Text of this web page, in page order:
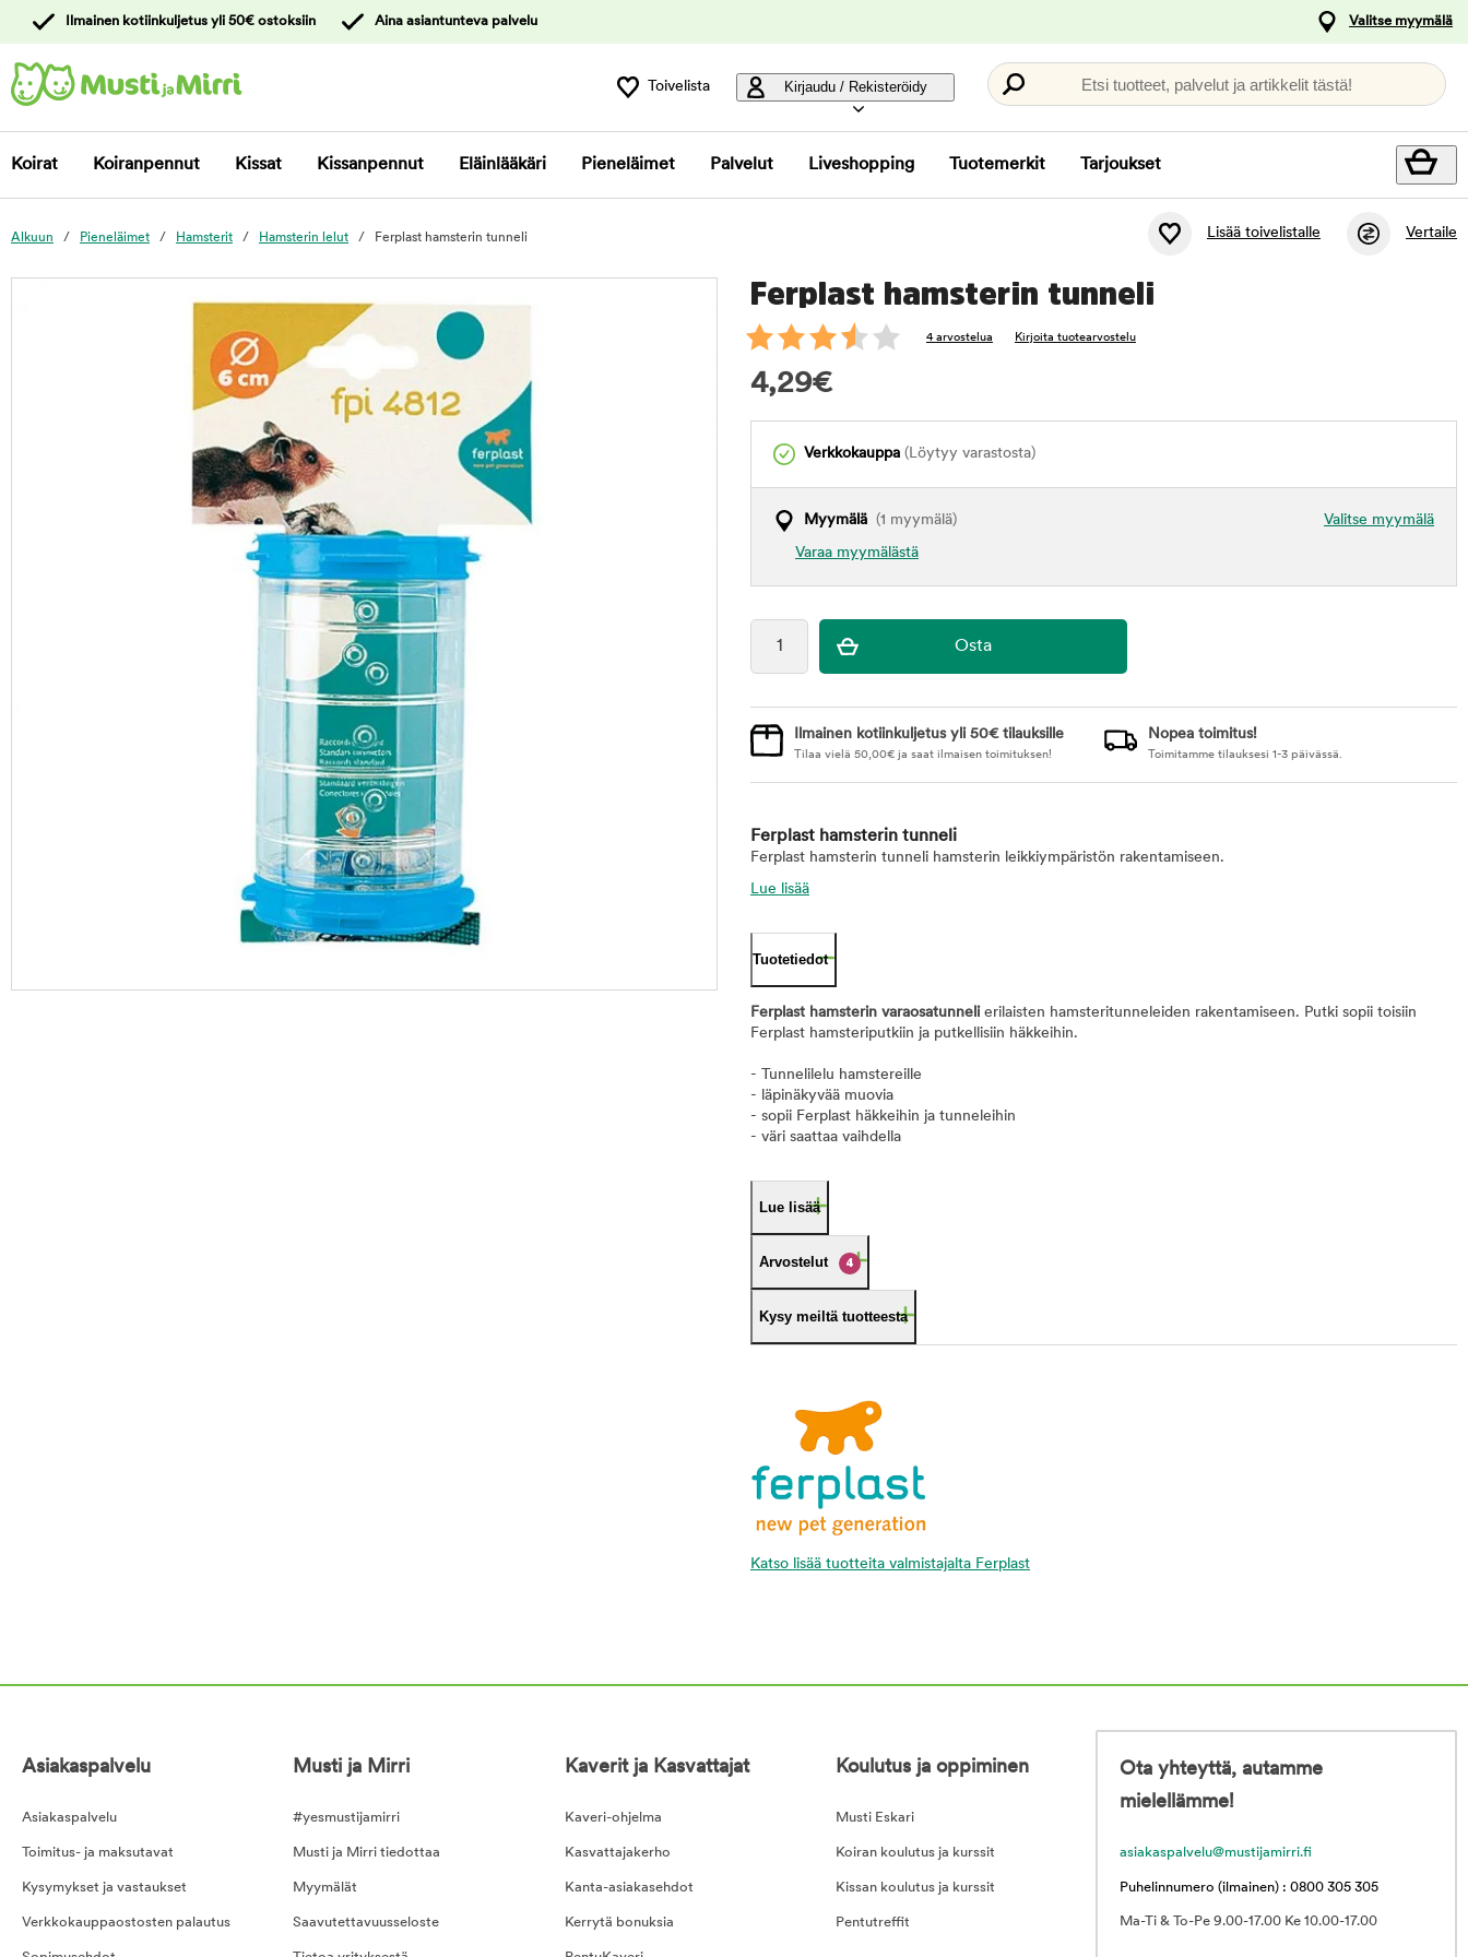
asiakaspalveluun
Ilmainen kotiinkuljetus yli 50€ ostoksiin Aina asiantunteva palvelu Valitse myymälä
Toivelista Kirjaudu / Rekisteröidy Etsi tuotteet, palvelut ja artikkelit tästä!
Koirat Koiranpennut Kissat Kissanpennut Eläinlääkäri Pieneläimet Palvelut Liveshopping Tuotemerkit Tarjoukset
Alkuun Pieneläimet Hamsterit Hamsterin lelut Ferplast hamsterin tunneli Lisää toivelistalle Vertaile
Ferplast hamsterin tunneli
4 arvostelua Kirjoita tuotearvostelu
4,29€
Verkkokauppa (Löytyy varastosta)
Valitse myymälä
Myymälä (1 myymälä)
Varaa myymälästä
Ilmainen kotiinkuljetus yli 50€ tilauksille
Tilaa vielä 50,00€ ja saat ilmaisen toimituksen!
Nopea toimitus!
Toimitamme tilauksesi 1-3 päivässä.
Ferplast hamsterin tunneli
Ferplast hamsterin tunneli hamsterin leikkiympäristön rakentamiseen.
Lue lisää
Tuotetiedot
Ferplast hamsterin varaosatunneli erilaisten hamsteritunneleiden rakentamiseen. Putki sopii toisiin
Ferplast hamsteriputkiin ja putkellisiin häkkeihin.
- Tunnelilelu hamstereille
- läpinäkyvää muovia
- sopii Ferplast häkkeihin ja tunneleihin
- väri saattaa vaihdella
Lue lisää
Arvostelut 4
Kysy meiltä tuotteesta
Katso lisää tuotteita valmistajalta Ferplast
Asiakaspalvelu
Asiakaspalvelu
Toimitus- ja maksutavat
Kysymykset ja vastaukset
Verkkokauppaostosten palautus
Musti ja Mirri
#yesmustijamirri
Musti ja Mirri tiedottaa
Myymälät
Saavutettavuusseloste
Kaverit ja Kasvattajat
Kaveri-ohjelma
Kasvattajakerho
Kanta-asiakasehdot
Kerrytä bonuksia
Koulutus ja oppiminen
Musti Eskari
Koiran koulutus ja kurssit
Kissan koulutus ja kurssit
Pentutreffit
Ota yhteyttä, autamme
mielellämme!
asiakaspalvelu@mustijamirri.fi
Puhelinnumero (ilmainen) : 0800 305 305
Ma-Ti & To-Pe 9.00-17.00 Ke 10.00-17.00